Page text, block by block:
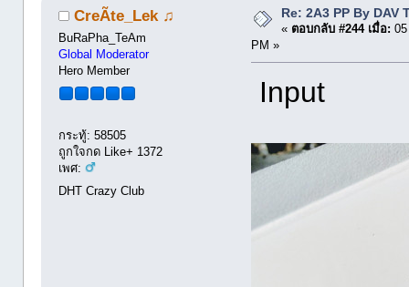
CreÃte_Lek ♫
BuRaPha_TeAm
Global Moderator
Hero Member
กระทู้: 58505
ถูกใจกด Like+ 1372
เพศ:
DHT Crazy Club
Re: 2A3 PP By DAV
« ตอบกลับ #244 เมื่อ:
PM »
Input